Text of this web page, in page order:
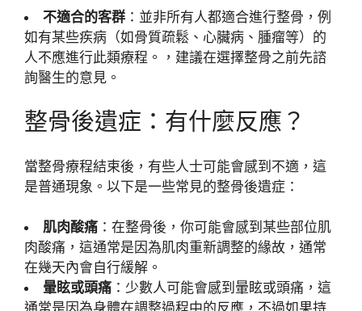
不適合的客群 ：並非所有人都適合進行整骨，例
如有某些疾病（如骨質疏鬆、心臟病、腫瘤等）的
人不應進行此類療程。，建議在選擇整骨之前先諮
詢醫生的意見。
整骨後遺症：有什麼反應？
當整骨療程結束後，有些人士可能會感到不適，這
是普通現象。以下是一些常見的整骨後遺症：
肌肉酸痛 ：在整骨後，你可能會感到某些部位肌
肉酸痛，這通常是因為肌肉重新調整的緣故，通常
在幾天內會自行緩解。
暈眩或頭痛 ：少數人可能會感到暈眩或頭痛，這
通常是因為身體在調整過程中的反應，不過如果持